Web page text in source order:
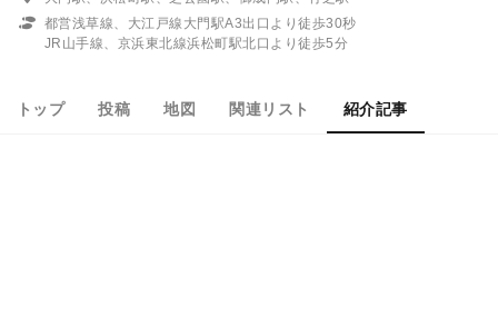
都営浅草線、大江戸線大門駅A3出口より徒歩30秒
JR山手線、京浜東北線浜松町駅北口より徒歩5分
トップ 投稿 地図 関連リスト 紹介記事